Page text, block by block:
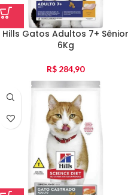
Hills Gatos Adultos 7+ Sênior
6Kg
R$ 284,90